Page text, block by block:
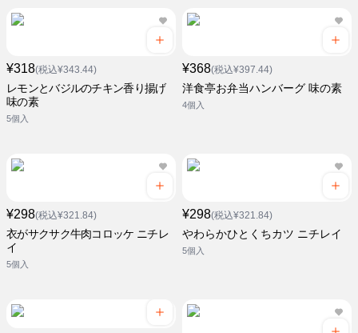
¥318(税込¥343.44)
レモンとバジルのチキン香り揚げ
味の素
5個入
¥368(税込¥397.44)
洋食亭お弁当ハンバーグ 味の素
4個入
¥298(税込¥321.84)
衣がサクサク牛肉コロッケ ニチレ
イ
5個入
¥298(税込¥321.84)
やわらかひとくちカツ ニチレイ
5個入